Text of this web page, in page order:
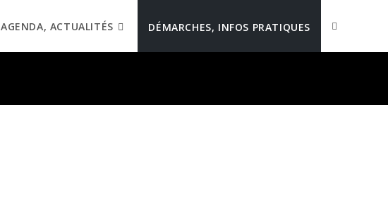
AGENDA, ACTUALITÉS DÉMARCHES, INFOS PRATIQUES